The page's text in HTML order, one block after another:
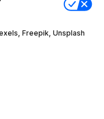
Freepik, Unsplash